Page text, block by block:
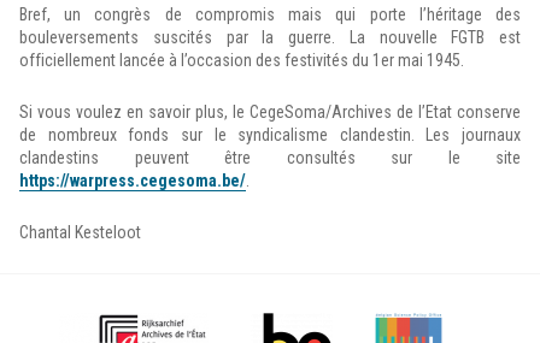
Bref, un congrès de compromis mais qui porte l’héritage des
bouleversements suscités par la guerre. La nouvelle FGTB est
officiellement lancée à l’occasion des festivités du 1er mai 1945.
Si vous voulez en savoir plus, le CegeSoma/Archives de l’Etat conserve
de nombreux fonds sur le syndicalisme clandestin. Les journaux
clandestins peuvent être consultés sur le site
https://warpress.cegesoma.be/
Chantal Kesteloot